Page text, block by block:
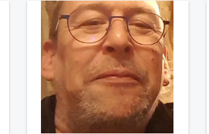
se relaxer, se détendre et
finalement prendre du bon
temps. C'est difficile de tout
dire en quelques lignes. En
revanche, vous pouvez me
contacter pour avoir plus
d'informations. A bientôt